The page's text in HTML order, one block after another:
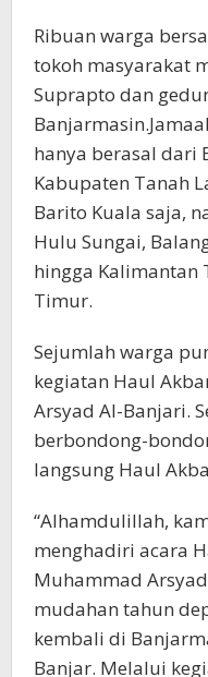
Ribuan warga
tokoh masyarakat
Suprapto dan
hanya berasal dari
Kabupaten Tanah
Barito Kuala saja,
Hulu Sungai,
hingga Kalimantan
Timur.
Sejumlah warga
kegiatan Haul
Arsyad Al-Banjari.
berbondong-
langsung Haul
“Alhamdulillah,
menghadiri acara
Muhammad
mudahan tahun
kembali di
Banjar. Melalui